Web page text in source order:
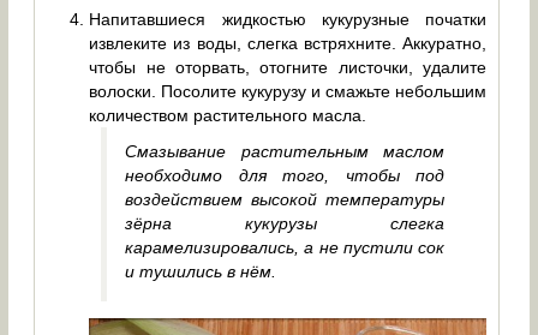
Напитавшиеся жидкостью кукурузные початки
извлеките из воды, слегка встряхните. Аккуратно,
чтобы не оторвать, отогните листочки, удалите
волоски. Посолите кукурузу и смажьте небольшим
количеством растительного масла.
Смазывание растительным маслом
необходимо для того, чтобы под
воздействием высокой температуры
зёрна кукурузы слегка
карамелизировались, а не пустили сок
и тушились в нём.